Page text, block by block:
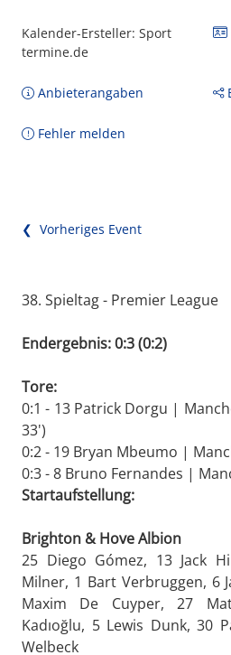
Kalender-Ersteller: Sport
termine.de
Anbieterangaben
Fehler melden
❮ Vorheriges Event
38. Spieltag - Premier League
Endergebnis: 0:3 (0:2)
Tore:
0:1 - 13 Patrick Dorgu |
33')
0:2 - 19 Bryan Mbeumo |
0:3 - 8 Bruno Fernandes |
Startaufstellung:
Brighton & Hove Albion
25 Diego Gómez, 13 Jack
Milner, 1 Bart Verbruggen, 6
Maxim De Cuyper, 27
Kadıoğlu, 5 Lewis Dunk, 30
Welbeck